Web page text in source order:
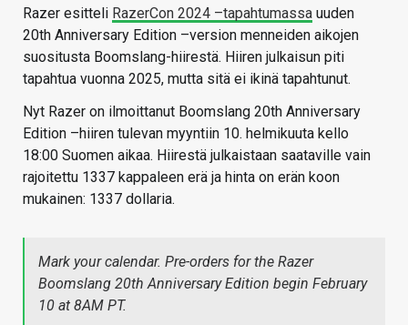
Razer esitteli RazerCon 2024 –tapahtumassa uuden
20th Anniversary Edition –version menneiden aikojen
suositusta Boomslang-hiirestä. Hiiren julkaisun piti
tapahtua vuonna 2025, mutta sitä ei ikinä tapahtunut.
Nyt Razer on ilmoittanut Boomslang 20th Anniversary
Edition –hiiren tulevan myyntiin 10. helmikuuta kello
18:00 Suomen aikaa. Hiirestä julkaistaan saataville vain
rajoitettu 1337 kappaleen erä ja hinta on erän koon
mukainen: 1337 dollaria.
Mark your calendar. Pre-orders for the Razer
Boomslang 20th Anniversary Edition begin February
10 at 8AM PT.